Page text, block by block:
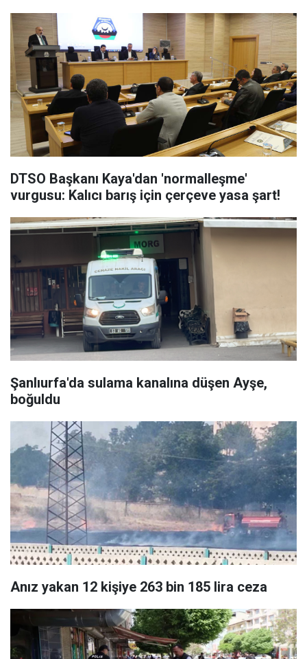
DTSO Başkanı Kaya'dan 'normalleşme'
vurgusu: Kalıcı barış için çerçeve yasa şart!
Şanlıurfa'da sulama kanalına düşen Ayşe,
boğuldu
Anız yakan 12 kişiye 263 bin 185 lira ceza